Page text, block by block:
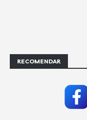
RECOMENDAR